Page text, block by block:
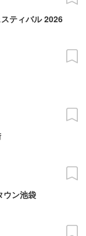
ティバル 2026
ウン池袋